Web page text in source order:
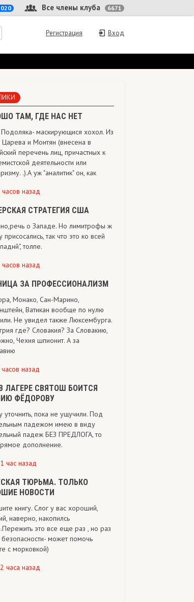
Все члены клуба 6671
Вход
Регистрация
ТАМ, ГДЕ НАС НЕТ
маскирующися хохол. Из
Царева и Монтян (внесена в
перечень лиц, причастных к
деятельности или
.).А уж "аналитик" он, как
назад
СТРАТЕГИЯ США
о Западе. Но лимитрофы ж
присосались, так что это ко всей
толпе.
назад
ЗА ПРОФЕССИОНАЛИЗМ
Монако, Сан-Марино,
Ватикан вообще по нулю
Не увидел также Люксембурга.
где? Словакия? За Словакию,
Чехия шпионит. А за
часов назад
ЛАГЕРЕ СВЯТОШ БОИТСЯ
ФЁДОРОВУ
уточнить, пока не ущучили. Под
падежом имею в виду
падеж БЕЗ ПРЕДЛОГА, то
дополнение.
час назад
ТЮРЬМА. ТОЛЬКО
НОВОСТИ
книгу. Слог у вас хороший,
наверно, накопилсь
это все еще раз , но раз
может помочь
с морковкой)
часа назад